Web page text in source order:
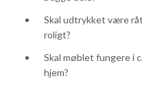
Skal udtrykket være
roligt?
Skal møblet fungere i
hjem?